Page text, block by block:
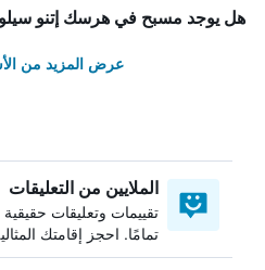
هل يوجد مسبح في هرسك إتنو
عرض المزيد من
الملايين من التعليقات
تقييمات وتعليقات
تمامًا. احجز إقامتك